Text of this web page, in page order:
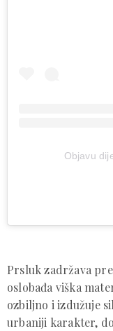
Objavu
Prsluk zadržava
oslobađa viška
ozbiljno i izdužuje
urbaniji karakter,